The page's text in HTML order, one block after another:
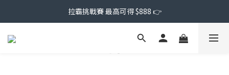
拉霸挑戰賽 最高可得 $888 👉